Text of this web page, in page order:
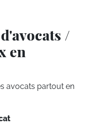
/
en
avocats partout en